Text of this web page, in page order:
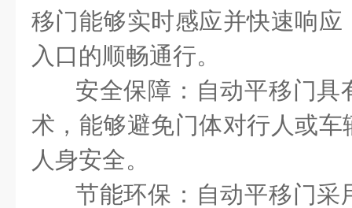
移门能够实时感应并快速响
入口的顺畅通行。
安全保障：自动平移门具
术，能够避免门体对行人或
人身安全。
节能环保：自动平移门采